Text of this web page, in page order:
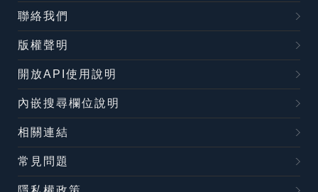
聯絡我們
版權聲明
開放API使用說明
內嵌搜尋欄位說明
相關連結
常見問題